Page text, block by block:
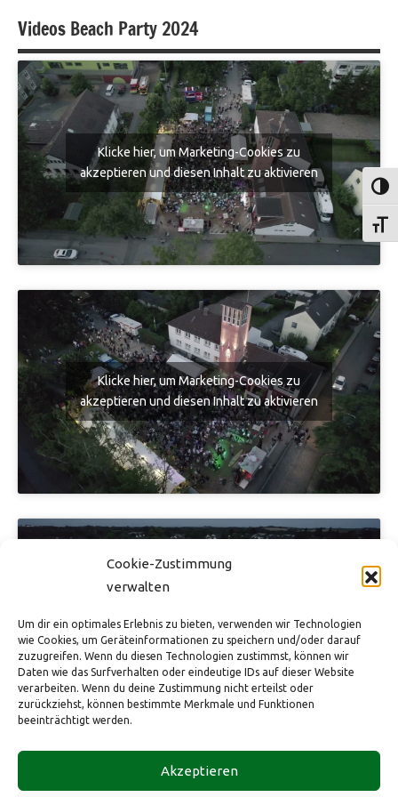
Cookie-Zustimmung
verwalten
Um dir ein optimales Erlebnis zu bieten, verwenden wir Technologien
wie Cookies, um Geräteinformationen zu speichern und/oder darauf
zuzugreifen. Wenn du diesen Technologien zustimmst, können wir
Daten wie das Surfverhalten oder eindeutige IDs auf dieser Website
verarbeiten. Wenn du deine Zustimmung nicht erteilst oder
zurückziehst, können bestimmte Merkmale und Funktionen
beeinträchtigt werden.
Akzeptieren
Videos Beach Party 2024
Klicke hier, um Marketing-Cookies zu
akzeptieren und diesen Inhalt zu aktivieren
Klicke hier, um Marketing-Cookies zu
akzeptieren und diesen Inhalt zu aktivieren
akzeptieren und diesen Inhalt zu aktivieren
40883 Ratingen
Tel.: +49 173 2882431
eMail: info@hbsv-1965.de
Web:hbsv-1965.de
Cookie-Richtlinie (EU)